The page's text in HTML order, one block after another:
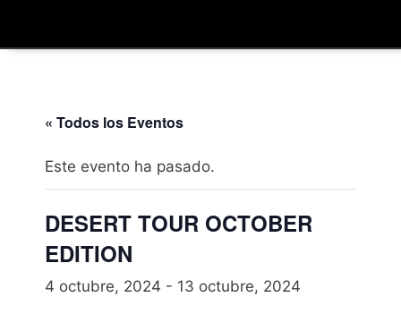
« Todos los Eventos
Este evento ha pasado.
DESERT TOUR OCTOBER
EDITION
4 octubre, 2024 - 13 octubre, 2024